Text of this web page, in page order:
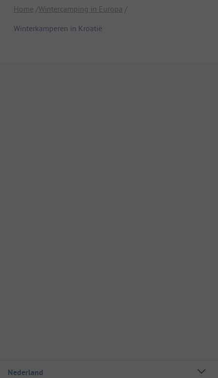
Home Wintercamping in Europa
Winterkamperen in Kroatië
Nederland